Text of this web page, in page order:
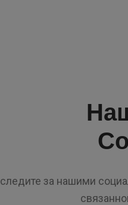
следите за нашими